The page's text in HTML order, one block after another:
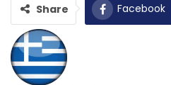
Share Facebook